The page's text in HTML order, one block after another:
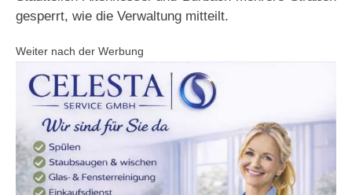
gesperrt, wie die Verwaltung mitteilt.
Weiter nach der Werbung